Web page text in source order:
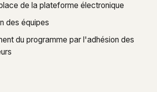
de la plateforme électronique
des équipes
du programme par l'adhésion des